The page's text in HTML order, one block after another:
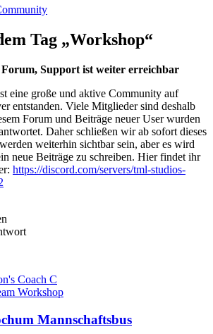
Tag „Workshop“
Forum, Support ist weiter erreichbar
eine große und aktive Community auf
entstanden. Viele Mitglieder sind deshalb
Forum und Beiträge neuer User wurden
Daher schließen wir ab sofort dieses
weiterhin sichtbar sein, aber es wird
neue Beiträge zu schreiben. Hier findet ihr
https://discord.com/servers/tml-studios-
Coach C
Workshop
Mannschaftsbus